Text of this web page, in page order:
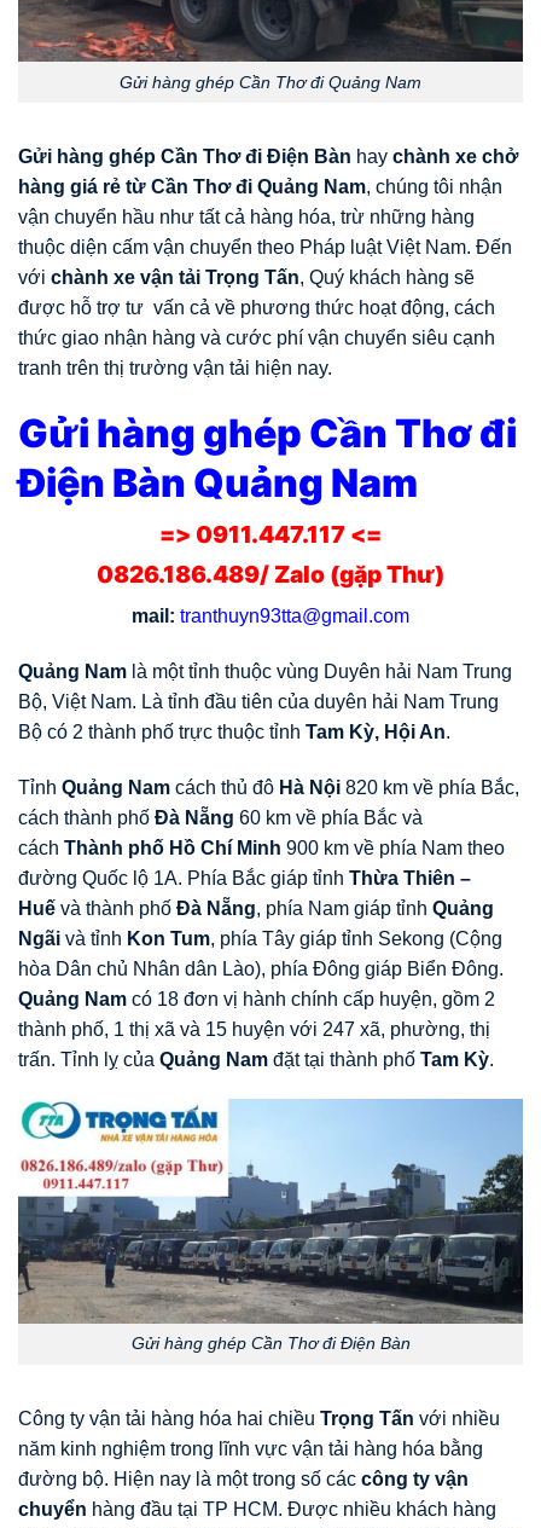
Gửi hàng ghép Cần Thơ đi Quảng Nam
Gửi hàng ghép Cần Thơ đi Điện Bàn hay chành xe chở
hàng giá rẻ từ Cần Thơ đi Quảng Nam, chúng tôi nhận
vận chuyển hầu như tất cả hàng hóa, trừ những hàng
thuộc diện cấm vận chuyển theo Pháp luật Việt Nam. Đến
với chành xe vận tải Trọng Tấn, Quý khách hàng sẽ
được hỗ trợ tư vấn cả về phương thức hoạt động, cách
thức giao nhận hàng và cước phí vận chuyển siêu cạnh
tranh trên thị trường vận tải hiện nay.
Gửi hàng ghép Cần Thơ đi
Điện Bàn Quảng Nam
=> 0911.447.117 <=
0826.186.489/ Zalo (gặp Thư)
mail: tranthuyn93tta@gmail.com
Quảng Nam là một tỉnh thuộc vùng Duyên hải Nam Trung
Bộ, Việt Nam. Là tỉnh đầu tiên của duyên hải Nam Trung
Bộ có 2 thành phố trực thuộc tỉnh Tam Kỳ, Hội An.
Tỉnh Quảng Nam cách thủ đô Hà Nội 820 km về phía Bắc,
cách thành phố Đà Nẵng 60 km về phía Bắc và
cách Thành phố Hồ Chí Minh 900 km về phía Nam theo
đường Quốc lộ 1A. Phía Bắc giáp tỉnh Thừa Thiên –
Huế và thành phố Đà Nẵng, phía Nam giáp tỉnh Quảng
Ngãi và tỉnh Kon Tum, phía Tây giáp tỉnh Sekong (Cộng
hòa Dân chủ Nhân dân Lào), phía Đông giáp Biển Đông.
Quảng Nam có 18 đơn vị hành chính cấp huyện, gồm 2
thành phố, 1 thị xã và 15 huyện với 247 xã, phường, thị
trấn. Tỉnh lỵ của Quảng Nam đặt tại thành phố Tam Kỳ.
Gửi hàng ghép Cần Thơ đi Điện Bàn
Công ty vận tải hàng hóa hai chiều Trọng Tấn với nhiều
năm kinh nghiệm trong lĩnh vực vận tải hàng hóa bằng
đường bộ. Hiện nay là một trong số các công ty vận
chuyển hàng đầu tại TP HCM. Được nhiều khách hàng